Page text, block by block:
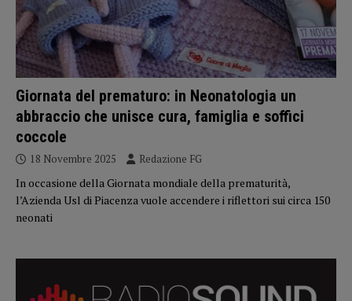
Giornata del prematuro: in Neonatologia un
abbraccio che unisce cura, famiglia e soffici
coccole
18 Novembre 2025 Redazione FG
In occasione della Giornata mondiale della prematurità,
l’Azienda Usl di Piacenza vuole accendere i riflettori sui circa 150
neonati